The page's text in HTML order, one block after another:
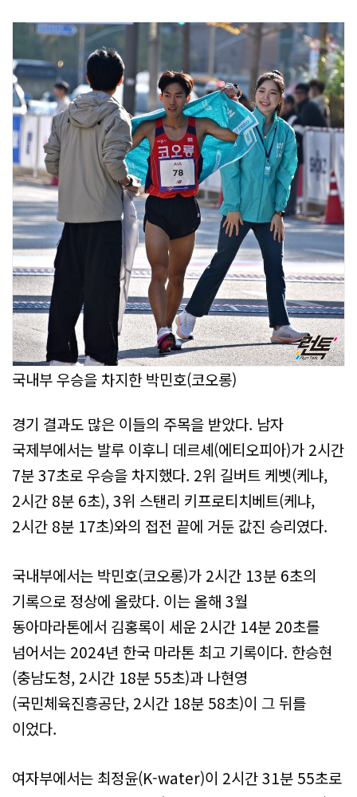
국내부 우승을 차지한 박민호(코오롱)
경기 결과도 많은 이들의 주목을 받았다. 남자
국제부에서는 발루 이후니 데르셰(에티오피아)가 2시간
7분 37초로 우승을 차지했다. 2위 길버트 케벳(케냐,
2시간 8분 6초), 3위 스탠리 키프로티치베트(케냐,
2시간 8분 17초)와의 접전 끝에 거둔 값진 승리였다.
국내부에서는 박민호(코오롱)가 2시간 13분 6초의
기록으로 정상에 올랐다. 이는 올해 3월
동아마라톤에서 김홍록이 세운 2시간 14분 20초를
넘어서는 2024년 한국 마라톤 최고 기록이다. 한승현
(충남도청, 2시간 18분 55초)과 나현영
(국민체육진흥공단, 2시간 18분 58초)이 그 뒤를
이었다.
여자부에서는 최정윤(K-water)이 2시간 31분 55초로